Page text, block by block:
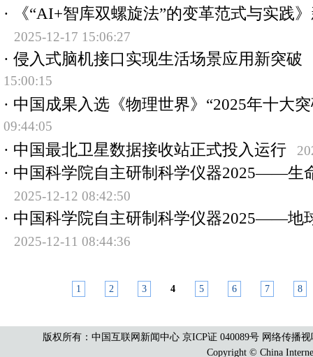
· 《“AI+智库双螺旋法”的变革范式与实践
2025-12-17 15:06:27
· 侵入式脑机接口实现生活场景应用新突破
15:00:15
· 中国成果入选《物理世界》“2025年十大突
09:44:05
· 中国最北卫星数据接收站正式投入运行
· 中国科学院自主研制科学仪器2025——生
2025-12-12 08:42:50
· 中国科学院自主研制科学仪器2025——地
2025-12-11 08:44:36
1 2 3 4 5 6 7 8
版权所有：中国互联网新闻中心 京ICP证 040089号 网络传播
Copyright © China